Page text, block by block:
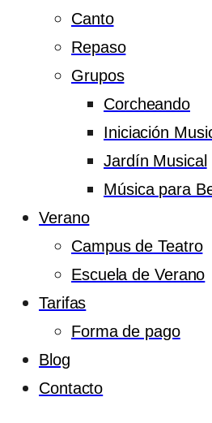
Canto
Repaso
Grupos
Corcheando
Iniciación
Jardín Musical
Música para
Verano
Campus de Teatro
Escuela de Verano
Tarifas
Forma de pago
Blog
Contacto